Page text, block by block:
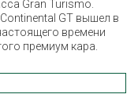
Gran Turismo.
GT вышел в
времени
премиум кара.